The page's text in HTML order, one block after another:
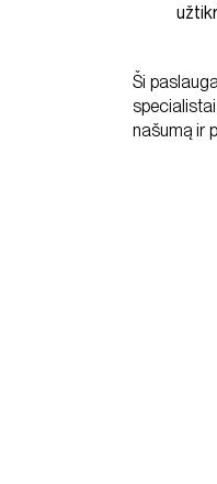
Ši
našumą ir